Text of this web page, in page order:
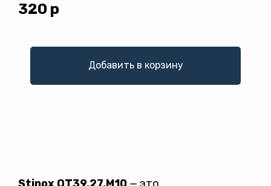
320 р
Добавить в корзину